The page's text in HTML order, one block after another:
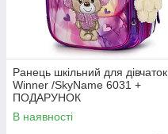
Ранець шкільний для дівчаток
Winner /SkyName 6031 +
ПОДАРУНОК
В наявності